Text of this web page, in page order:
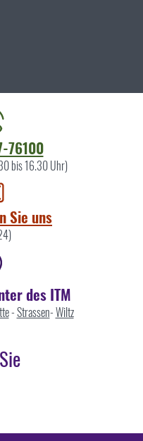
76100
bis 16.30 Uhr)
Sie uns
des ITM
-Strassen-Wiltz